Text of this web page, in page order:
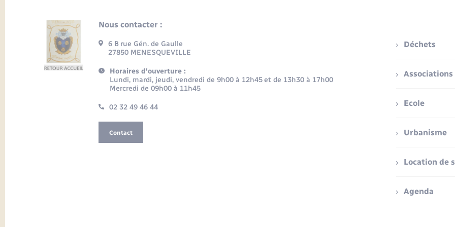
Nous contacter :
6 B rue Gén. de Gaulle
27850 MENESQUEVILLE
Horaires d'ouverture :
Lundi, mardi, jeudi, vendredi de 9h00 à 12h45 et de 13h30 à 17h00
Mercredi de 09h00 à 11h45
02 32 49 46 44
Contact
Déchets
Associations
Ecole
Urbanisme
Location de
Agenda